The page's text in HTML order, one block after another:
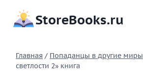
содержимому
StoreBooks.ru
Главная / Попаданцы в другие миры
светлости 2» книга